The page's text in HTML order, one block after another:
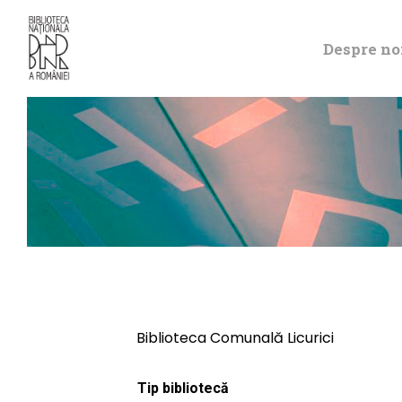
Despre
Biblioteca Comunală Licurici
Tip bibliotecă